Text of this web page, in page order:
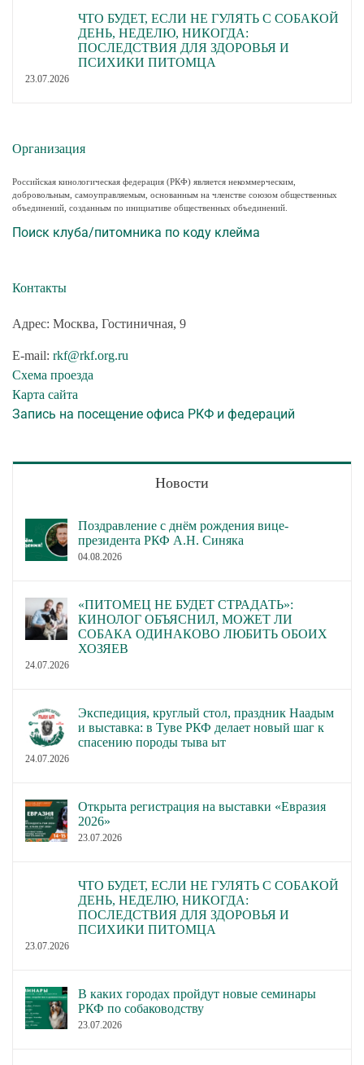
ЧТО БУДЕТ, ЕСЛИ НЕ ГУЛЯТЬ С СОБАКОЙ
ДЕНЬ, НЕДЕЛЮ, НИКОГДА:
ПОСЛЕДСТВИЯ ДЛЯ ЗДОРОВЬЯ И
ПСИХИКИ ПИТОМЦА
23.07.2026
Организация
Российская кинологическая федерация (РКФ) является некоммерческим,
добровольным, самоуправляемым, основанным на членстве союзом общественных
объединений, созданным по инициативе общественных объединений.
Поиск клуба/питомника по коду клейма
Контакты
Адрес: Москва, Гостиничная, 9
E-mail: rkf@rkf.org.ru
Схема проезда
Карта сайта
Запись на посещение офиса РКФ и федераций
Новости
Поздравление с днём рождения вице-
президента РКФ А.Н. Синяка
04.08.2026
«ПИТОМЕЦ НЕ БУДЕТ СТРАДАТЬ»:
КИНОЛОГ ОБЪЯСНИЛ, МОЖЕТ ЛИ
СОБАКА ОДИНАКОВО ЛЮБИТЬ ОБОИХ
ХОЗЯЕВ
24.07.2026
Экспедиция, круглый стол, праздник Наадым
и выставка: в Туве РКФ делает новый шаг к
спасению породы тыва ыт
24.07.2026
Открыта регистрация на выставки «Евразия
2026»
23.07.2026
ЧТО БУДЕТ, ЕСЛИ НЕ ГУЛЯТЬ С СОБАКОЙ
ДЕНЬ, НЕДЕЛЮ, НИКОГДА:
ПОСЛЕДСТВИЯ ДЛЯ ЗДОРОВЬЯ И
ПСИХИКИ ПИТОМЦА
23.07.2026
В каких городах пройдут новые семинары
РКФ по собаководству
23.07.2026